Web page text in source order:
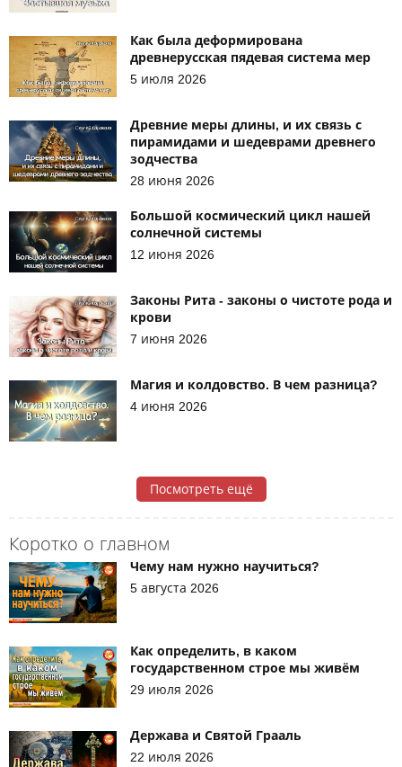
Коротко о главном
Чему нам нужно научиться?
5 августа 2026
Как определить, в каком
государственном строе мы живём
29 июля 2026
Держава и Святой Грааль
22 июля 2026
Как была деформирована
древнерусская пядевая система мер
5 июля 2026
Древние меры длины, и их связь с
пирамидами и шедеврами древнего
зодчества
28 июня 2026
Большой космический цикл нашей
солнечной системы
12 июня 2026
Законы Рита - законы о чистоте рода и
крови
7 июня 2026
Магия и колдовство. В чем разница?
4 июня 2026
Посмотреть ещё